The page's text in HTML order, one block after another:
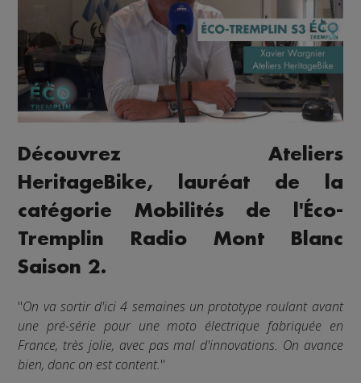
Découvrez Ateliers
HeritageBike, lauréat de la
catégorie Mobilités de l'Éco-
Tremplin Radio Mont Blanc
Saison 2.
"On va sortir d'ici 4 semaines un prototype roulant avant
une pré-série pour une moto électrique fabriquée en
France, très jolie, avec pas mal d'innovations. On avance
bien, donc on est content."